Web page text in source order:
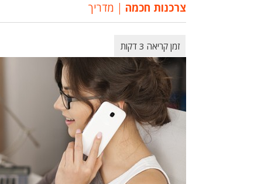
צרכנות חכמה מדריך